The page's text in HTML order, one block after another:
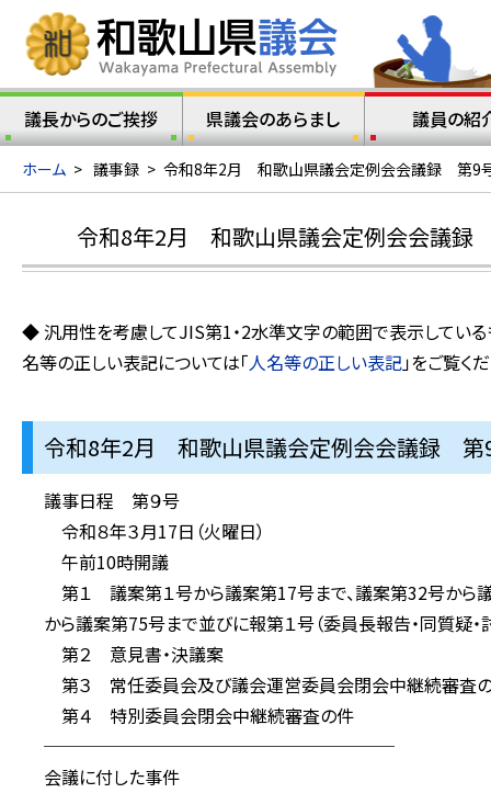
議長からのご挨拶 県議会のあらまし 議員の紹
ホーム > 議事録 > 令和8年2月 和歌山県議会定例会会議録 第9号
令和8年2月 和歌山県議会定例会会議録
◆ 汎用性を考慮してJIS第1・2水準文字の範囲で表示している
名等の正しい表記については「人名等の正しい表記」をご覧く
令和8年2月 和歌山県議会定例会会議録 第
議事日程 第９号
令和８年３月17日（火曜日）
午前10時開議
第１ 議案第１号から議案第17号まで、議案第32号から
から議案第75号まで並びに報第１号（委員長報告・同質疑・
第２ 意見書・決議案
第３ 常任委員会及び議会運営委員会閉会中継続審査
第４ 特別委員会閉会中継続審査の件
────────────────────
会議に付した事件